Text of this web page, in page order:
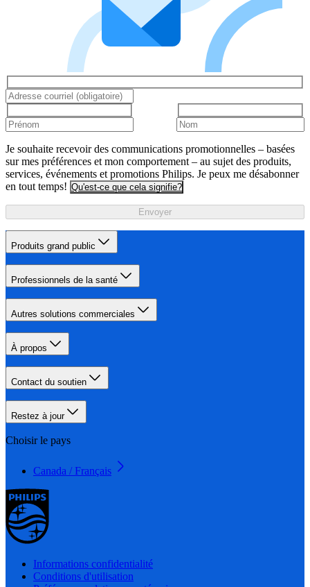
Je souhaite recevoir des communications promotionnelles – basées
sur mes préférences et mon comportement – au sujet des produits,
services, événements et promotions Philips. Je peux me désabonner
en tout temps! Qu'est-ce que cela signifie?
Envoyer
Produits grand public
Professionnels de la santé
Autres solutions commerciales
À propos
Contact du soutien
Restez à jour
Choisir le pays
Canada / Français
Informations confidentialité
Conditions d'utilisation